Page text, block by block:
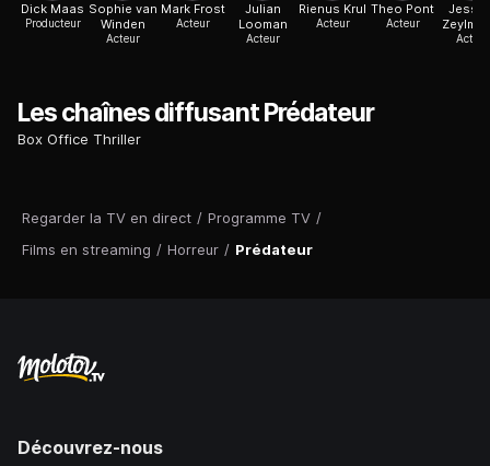
Regarder la TV en direct / Programme TV /
Films en streaming / Horreur / Prédateur
Dick Maas
Producteur
Sophie van
Winden
Acteur
Mark Frost
Acteur
Julian
Looman
Acteur
Rienus Krul
Acteur
Theo Pont
Acteur
Acteur
Les chaînes diffusant Prédateur
Box Office Thriller
Découvrez-nous